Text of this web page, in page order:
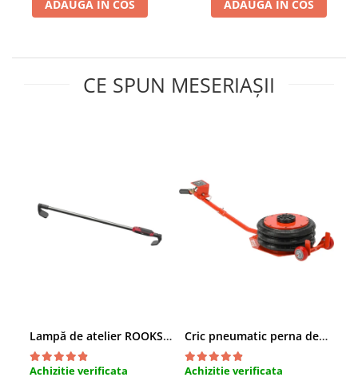
Chei de Forta
Ciocane Dalti si Dornuri
Lampi si Lanterne
Masini de insurubat si gaurit
Polizoare unghiulare
Rindele
Slefuitoare electrice
ADAUGA IN COS ADAUGA IN COS
CE SPUN MESERIAȘII
Lampă de atelier ROOKS B2 HYBRID pentru capotă, 2000 lumeni, 5000 mAh
Achizitie verificata
Cric pneumatic perna de aer cu inaltator 6T
Achizitie verificata